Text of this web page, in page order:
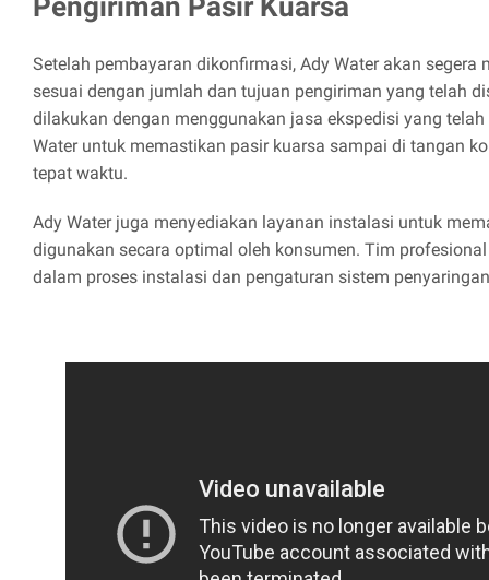
Setelah pembayaran dikonfirmasi, Ady Water akan segera
sesuai dengan jumlah dan tujuan pengiriman yang telah
dilakukan dengan menggunakan jasa ekspedisi yang
Water untuk memastikan pasir kuarsa sampai di tangan
tepat waktu.
Ady Water juga menyediakan layanan instalasi untuk
digunakan secara optimal oleh konsumen. Tim
dalam proses instalasi dan pengaturan sistem